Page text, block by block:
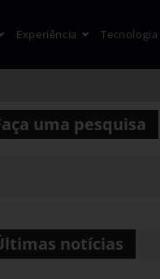
Experiência Tecnologia
uma pesquisa
notícias